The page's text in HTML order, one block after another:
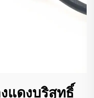
แดงบริสุทธิ์